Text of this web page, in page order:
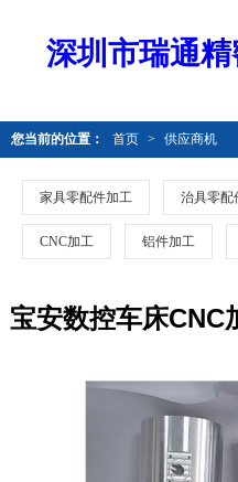
深圳市瑞通
您当前的位置： 首页 > 供应商机
家具零配件加工 治具零配
CNC加工 铝件加工